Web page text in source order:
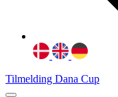
Tilmelding Dana Cup